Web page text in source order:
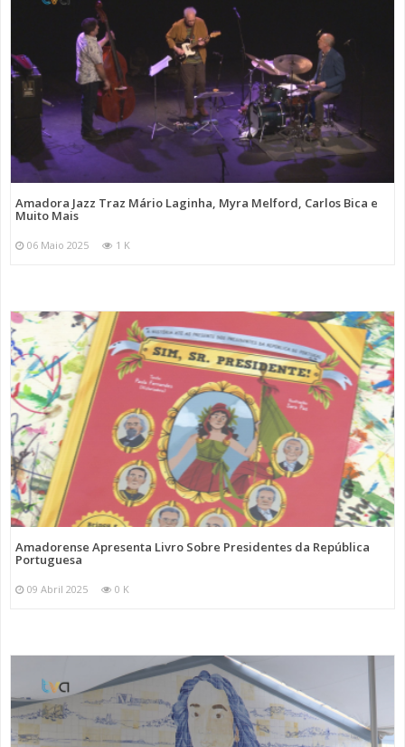
Amadora Jazz Traz Mário Laginha, Myra Melford, Carlos Bica e
Muito Mais
06 Maio 2025 1 K
Amadorense Apresenta Livro Sobre Presidentes da República
Portuguesa
09 Abril 2025 0 K